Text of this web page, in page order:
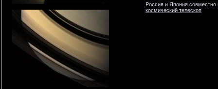
Россия и Япония совместно
космический телескоп